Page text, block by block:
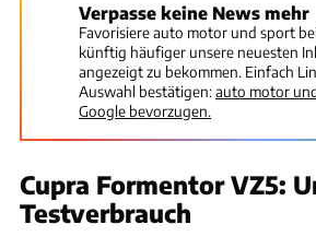
Verpasse keine News mehr
Favorisiere auto motor und sport
künftig häufiger unsere neuesten
angezeigt zu bekommen. Einfach
Auswahl bestätigen:auto motor
Google bevorzugen.
Cupra Formentor VZ5:
Testverbrauch